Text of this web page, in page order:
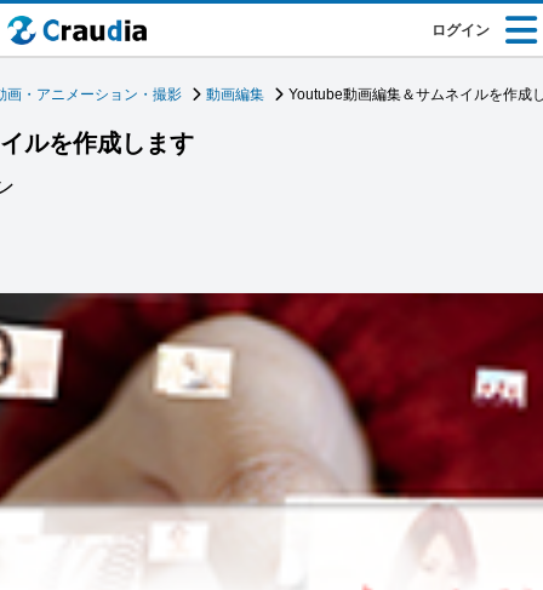
ログイン
画・アニメーション・撮影 動画編集 Youtube動画編集＆サムネイルを作成
ルを作成します